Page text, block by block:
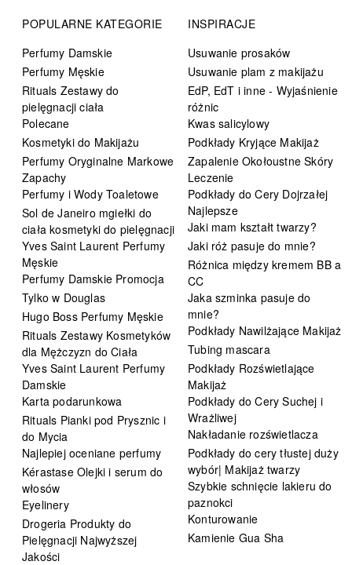
POPULARNE KATEGORIE
Perfumy Damskie
Perfumy Męskie
Rituals Zestawy do
pielęgnacji ciała
Polecane
Kosmetyki do Makijażu
Perfumy Oryginalne Markowe
Zapachy
Perfumy i Wody Toaletowe
Sol de Janeiro mgiełki do
ciała kosmetyki do pielęgnacji
Yves Saint Laurent Perfumy
Męskie
Perfumy Damskie Promocja
Tylko w Douglas
Hugo Boss Perfumy Męskie
Rituals Zestawy Kosmetyków
dla Mężczyzn do Ciała
Yves Saint Laurent Perfumy
Damskie
Karta podarunkowa
Rituals Pianki pod Prysznic i
do Mycia
Najlepiej oceniane perfumy
Kérastase Olejki i serum do
włosów
Eyelinery
Drogeria Produkty do
Pielęgnacji Najwyższej
Jakości
INSPIRACJE
Usuwanie prosaków
Usuwanie plam z makijażu
EdP, EdT i inne - Wyjaśnienie
różnic
Kwas salicylowy
Podkłady Kryjące Makijaż
Zapalenie Okołoustne Skóry
Leczenie
Podkłady do Cery Dojrzałej
Najlepsze
Jaki mam kształt twarzy?
Jaki róż pasuje do mnie?
Różnica między kremem BB a
CC
Jaka szminka pasuje do
mnie?
Podkłady Nawilżające Makijaż
Tubing mascara
Podkłady Rozświetlające
Makijaż
Podkłady do Cery Suchej i
Wrażliwej
Nakładanie rozświetlacza
Podkłady do cery tłustej duży
wybór| Makijaż twarzy
Szybkie schnięcie lakieru do
paznokci
Konturowanie
Kamienie Gua Sha